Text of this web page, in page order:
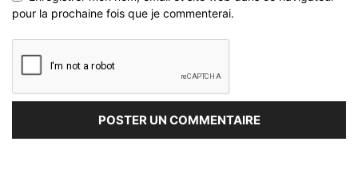
pour la prochaine fois que je commenterai.